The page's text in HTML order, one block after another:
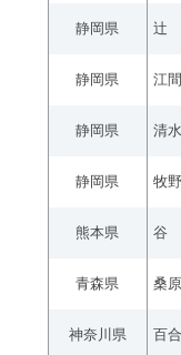
静岡県 辻
静岡県 江
静岡県 清
静岡県 牧
熊本県 谷
青森県 桑
神奈川県 百